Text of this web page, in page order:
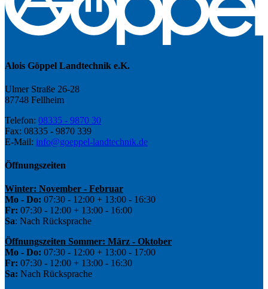
Alois Göppel Landtechnik e.K.
Ulmer Straße 26-28
87748 Fellheim
Telefon: 08335 - 9870 30
Fax: 08335 - 9870 339
E-Mail: info@goeppel-landtechnik.de
Öffnungszeiten
Winter: November - Februar
Mo - Do: 07:30 - 12:00 + 13:00 - 16:30
Fr: 07:30 - 12:00 + 13:00 - 16:00
Sa: Nach Rücksprache
Öffnungszeiten Sommer: März - Oktober
Mo - Do: 07:30 - 12:00 + 13:00 - 17:00
Fr: 07:30 - 12:00 + 13:00 - 16:30
Sa: Nach Rücksprache